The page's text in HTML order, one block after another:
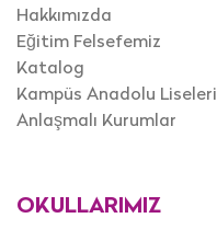
Hakkımızda
Eğitim Felsefemiz
Katalog
Kampüs Anadolu Liseleri
Anlaşmalı Kurumlar
OKULLARIMIZ